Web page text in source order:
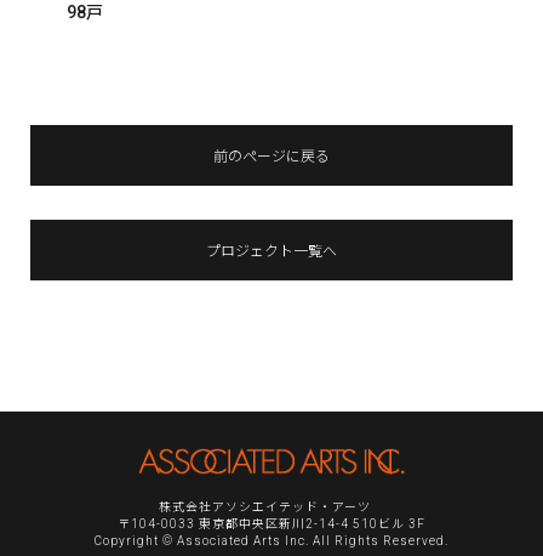
98戸
前のページに戻る
プロジェクト一覧へ
株式会社アソシエイテッド・アーツ
〒104-0033 東京都中央区新川2-14-4 510ビル 3F
Copyright © Associated Arts Inc. All Rights Reserved.